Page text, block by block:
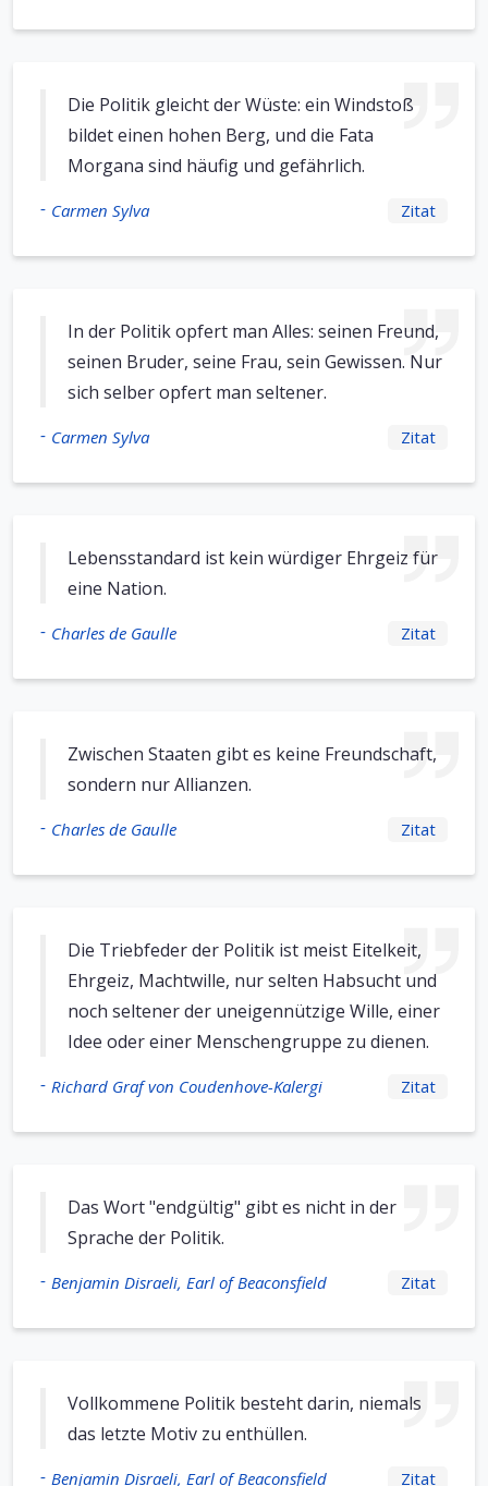
Die Politik gleicht der Wüste: ein Windstoß
bildet einen hohen Berg, und die Fata
Morgana sind häufig und gefährlich.
- Carmen Sylva Zitat
In der Politik opfert man Alles: seinen Freund,
seinen Bruder, seine Frau, sein Gewissen. Nur
sich selber opfert man seltener.
- Carmen Sylva Zitat
Lebensstandard ist kein würdiger Ehrgeiz für
eine Nation.
- Charles de Gaulle Zitat
Zwischen Staaten gibt es keine Freundschaft,
sondern nur Allianzen.
- Charles de Gaulle Zitat
Die Triebfeder der Politik ist meist Eitelkeit,
Ehrgeiz, Machtwille, nur selten Habsucht und
noch seltener der uneigennützige Wille, einer
Idee oder einer Menschengruppe zu dienen.
- Richard Graf von Coudenhove-Kalergi Zitat
Das Wort "endgültig" gibt es nicht in der
Sprache der Politik.
- Benjamin Disraeli, Earl of Beaconsfield Zitat
Vollkommene Politik besteht darin, niemals
das letzte Motiv zu enthüllen.
- Benjamin Disraeli, Earl of Beaconsfield Zitat